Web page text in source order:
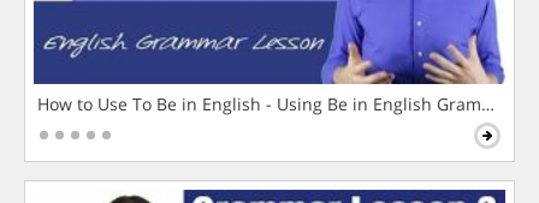
How to Use To Be in English - Using Be in English Grammar